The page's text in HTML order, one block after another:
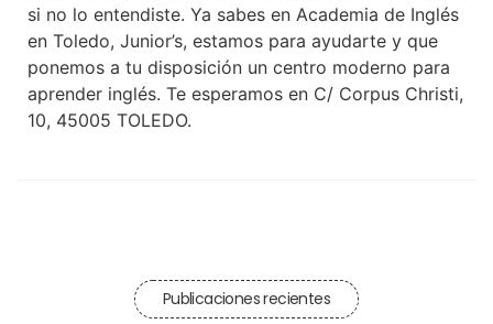
si no lo entendiste. Ya sabes en Academia de Inglés
en Toledo, Junior’s, estamos para ayudarte y que
ponemos a tu disposición un centro moderno para
aprender inglés. Te esperamos en C/ Corpus Christi,
10, 45005 TOLEDO.
Publicaciones recientes